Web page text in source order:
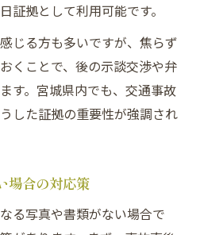
証拠として利用可能です。
じる方も多いですが、焦らず
くことで、後の示談交渉や弁
す。宮城県内でも、交通事故
した証拠の重要性が強調され
場合の対応策
る写真や書類がない場合で